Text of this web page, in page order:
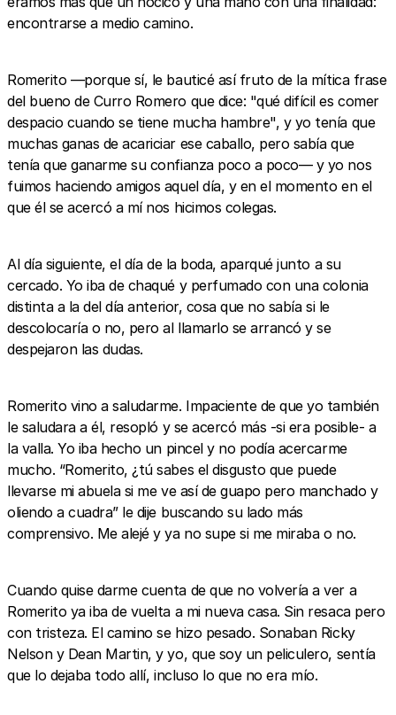
encontrarse a medio camino.
Romerito —porque sí, le bauticé así fruto de la mítica frase
del bueno de Curro Romero que dice: "qué difícil es comer
despacio cuando se tiene mucha hambre", y yo tenía que
muchas ganas de acariciar ese caballo, pero sabía que
tenía que ganarme su confianza poco a poco— y yo nos
fuimos haciendo amigos aquel día, y en el momento en el
que él se acercó a mí nos hicimos colegas.
Al día siguiente, el día de la boda, aparqué junto a su
cercado. Yo iba de chaqué y perfumado con una colonia
distinta a la del día anterior, cosa que no sabía si le
descolocaría o no, pero al llamarlo se arrancó y se
despejaron las dudas.
Romerito vino a saludarme. Impaciente de que yo también
le saludara a él, resopló y se acercó más -si era posible- a
la valla. Yo iba hecho un pincel y no podía acercarme
mucho. “Romerito, ¿tú sabes el disgusto que puede
llevarse mi abuela si me ve así de guapo pero manchado y
oliendo a cuadra” le dije buscando su lado más
comprensivo. Me alejé y ya no supe si me miraba o no.
Cuando quise darme cuenta de que no volvería a ver a
Romerito ya iba de vuelta a mi nueva casa. Sin resaca pero
con tristeza. El camino se hizo pesado. Sonaban Ricky
Nelson y Dean Martin, y yo, que soy un peliculero, sentía
que lo dejaba todo allí, incluso lo que no era mío.